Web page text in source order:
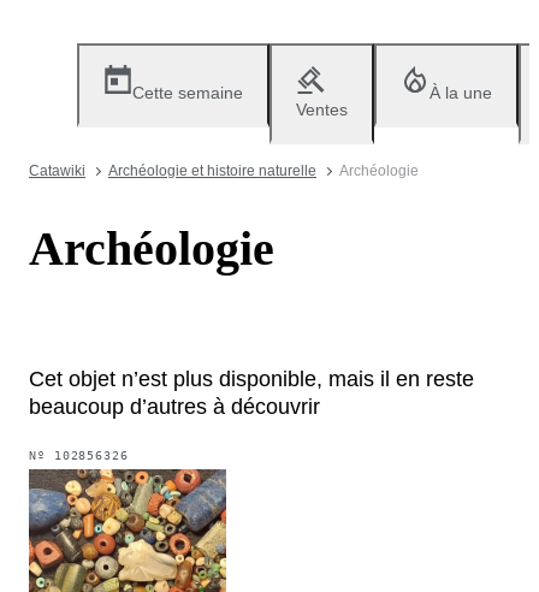
Cette semaine
Ventes
À la une
Catawiki Archéologie et histoire naturelle Archéologie
Archéologie
Cet objet n’est plus disponible, mais il en reste
beaucoup d’autres à découvrir
Nº 102856326